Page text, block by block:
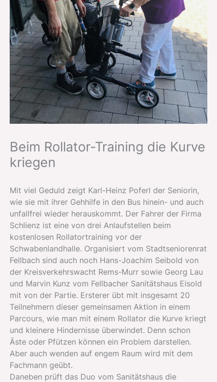
Beim Rollator-Training die Kurve
kriegen
Mit viel Geduld zeigt Karl-Heinz Poferl der Seniorin,
wie sie mit ihrer Gehhilfe in den Bus hinein- und auch
unfallfrei wieder herauskommt. Der Fahrer der Firma
Schlienz ist eine von drei Anlaufstellen beim
kostenlosen Rollatortraining vor der
Schwabenlandhalle. Organisiert vom Stadtseniorenrat
Fellbach sind auch noch Hans-Joachim Seibold von
der Kreisverkehrswacht Rems-Murr sowie Georg Lau
und Marvin Kunz vom Fellbacher Sanitätshaus Eisold
mit von der Partie. Ersterer übt mit insgesamt 20
Teilnehmern dieser gemeinsamen Aktion in einem
Parcours, wie man mit einem Rollator die Kurve kriegt
und kleinere Hindernisse überwindet. Denn schon
Äste oder Pfützen können ein Problem darstellen.
Aber auch wenden auf engem Raum wird mit dem
Fachmann geübt.
Daneben prüft das Duo vom Sanitätshaus die